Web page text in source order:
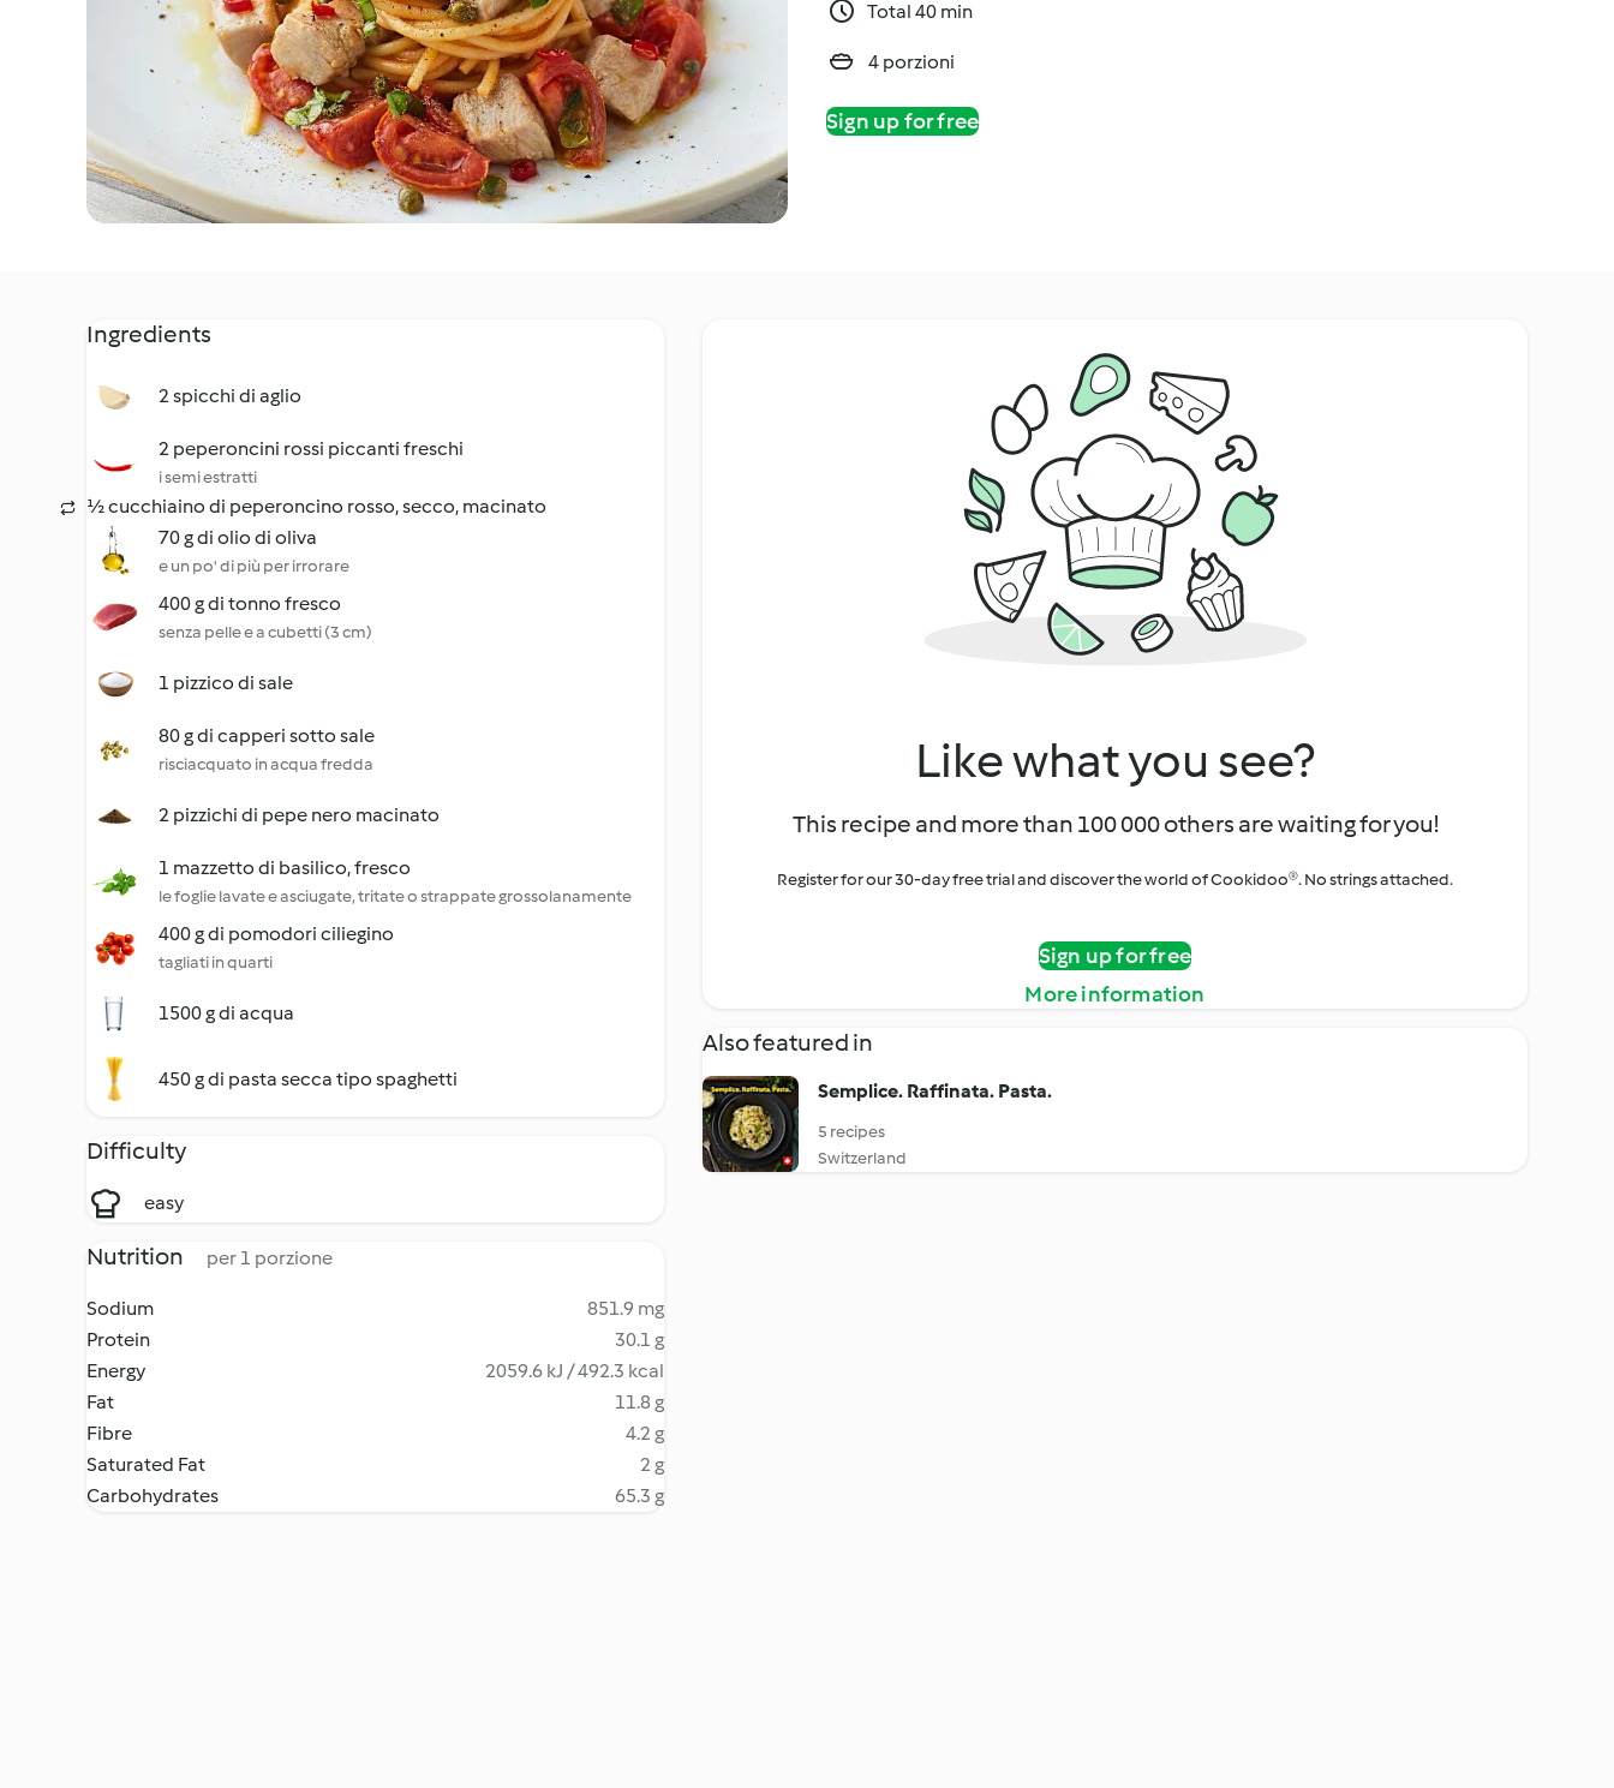
Total 40 min
4 porzioni
Sign up for free
Ingredients
2 spicchi di aglio
2 peperoncini rossi piccanti freschi
i semi estratti
½ cucchiaino di peperoncino rosso, secco, macinato
70 g di olio di oliva
e un po' di più per irrorare
400 g di tonno fresco
senza pelle e a cubetti (3 cm)
1 pizzico di sale
80 g di capperi sotto sale
risciacquato in acqua fredda
2 pizzichi di pepe nero macinato
1 mazzetto di basilico, fresco
le foglie lavate e asciugate, tritate o strappate grossolanamente
400 g di pomodori ciliegino
tagliati in quarti
1500 g di acqua
450 g di pasta secca tipo spaghetti
Difficulty
easy
Nutrition per 1 porzione
Sodium
851.9 mg
Protein
30.1 g
Energy
2059.6 kJ / 492.3 kcal
Fat
11.8 g
Fibre
4.2 g
Saturated Fat
2 g
Carbohydrates
65.3 g
Like what you see?
This recipe and more than 100 000 others are waiting for you!
Register for our 30-day free trial and discover the world of Cookidoo®. No strings attached.
Sign up for free
More information
Also featured in
Semplice. Raffinata. Pasta.
5 recipes
Switzerland